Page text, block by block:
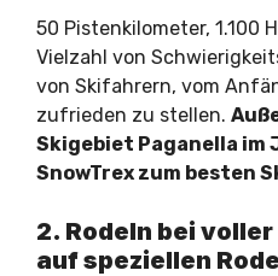
50 Pistenkilometer, 1.100
Vielzahl von
von Skifahrern, vom
zufrieden zu stellen.
Skigebiet Paganella im
SnowTrex zum besten
2. Rodeln bei
auf speziellen